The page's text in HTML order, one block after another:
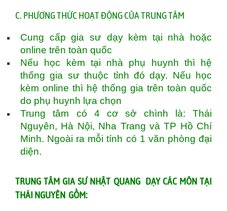
C. PHƯƠNG THỨC HOẠT ĐỘNG CỦA TRUNG TÂM
Cung cấp gia sư dạy kèm tại nhà hoặc
online trên toàn quốc
Nếu học kèm tại nhà phụ huynh thì hệ
thống gia sư thuộc tỉnh đó dạy. Nếu học
kèm online thì hệ thống gia trên toàn quốc
do phụ huynh lựa chọn
Trung tâm có 4 cơ sở chình là: Thái
Nguyên, Hà Nội, Nha Trang và TP Hồ Chí
Minh. Ngoài ra mỗi tính có 1 văn phòng đại
diện.
TRUNG TÂM GIA SƯ NHẬT QUANG DẠY CÁC MÔN TẠI
THÁI NGUYÊN GỒM: